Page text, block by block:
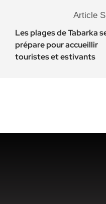
Article
Les plages de Tabarka
prépare pour accueillir
touristes et estivants